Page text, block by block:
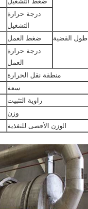
درجة حرارة
التشغيل
طول القضية ضغط العمل
درجة حرارة
العمل
منطقة نقل الحرارة
سعة
زاوية التثبيت
وزن
الوزن الأقصى للتغذية